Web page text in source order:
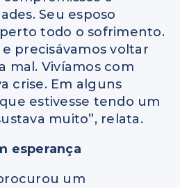
Seu esposo
todo o sofrimento.
e precisávamos voltar
mal. Vivíamos com
crise. Em alguns
estivesse tendo um
muito”, relata.
esperança
um